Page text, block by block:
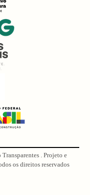
. Projeto e
os direitos reservados